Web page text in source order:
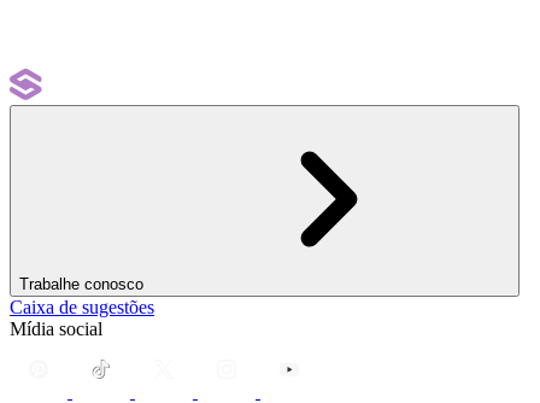
Trabalhe conosco
Caixa de sugestões
Mídia social